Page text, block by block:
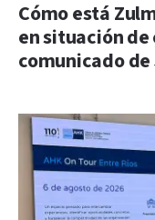
Cómo está
en situación de
comunicado